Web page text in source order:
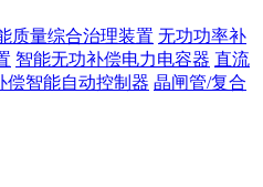
质量综合治理装置 无功功率补
智能无功补偿电力电容器 直流
偿智能自动控制器 晶闸管/复合